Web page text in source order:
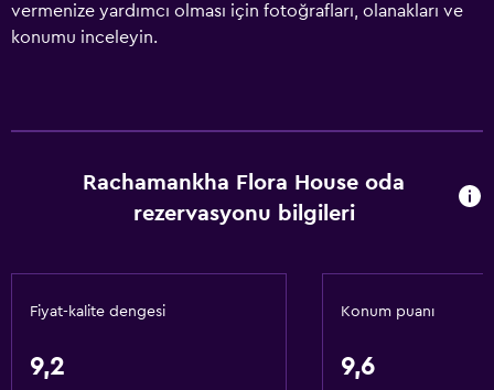
vermenize yardımcı olması için fotoğrafları, olanakları ve
konumu inceleyin.
Rachamankha Flora House oda
rezervasyonu bilgileri
Fiyat-kalite dengesi
9,2
Konum puanı
9,6